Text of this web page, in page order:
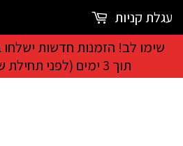
תוך 3 ימים (לפני תחילת שנת הלימודים)!
עגלת קניות